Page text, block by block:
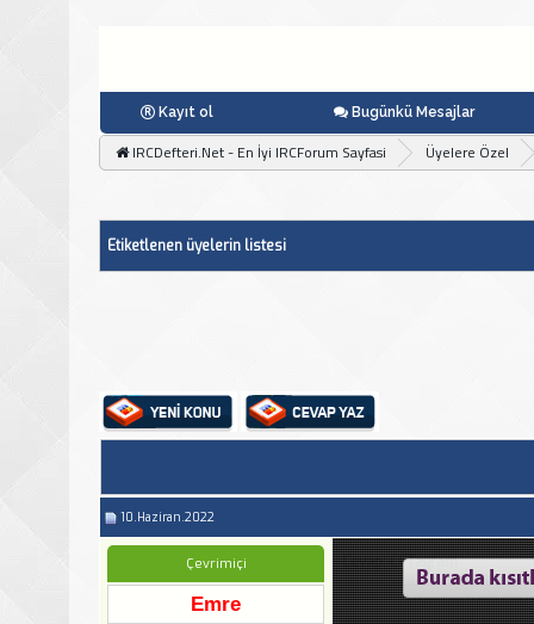
Kayıt ol Bugünkü Mesajlar
IRCDefteri.Net - En İyi IRCForum Sayfasi Üyelere Özel
Etiketlenen üyelerin listesi
10.Haziran.2022
Çevrimiçi
Emre
Cevap: CFTagram